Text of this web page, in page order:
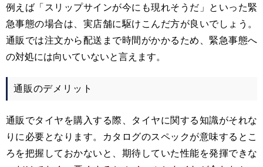
例えば「スリップサインが今にも現れそうだ」といった緊
急事態の場合は、実店舗に駆けこんだ方が良いでしょう。
通販では注文から配送まで時間がかかるため、緊急事態へ
の対処には向いていないと言えます。
通販のデメリット
通販でタイヤを購入する際、タイヤに関する知識がそれな
りに必要となります。カタログのスペックが意味するとこ
ろを把握しておかないと、期待していた性能を発揮できな